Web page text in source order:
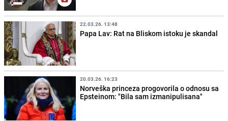
22.03.26. 13:48
Papa Lav: Rat na Bliskom istoku je skandal
20.03.26. 16:23
Norveška princeza progovorila o odnosu sa
Epsteinom: "Bila sam izmanipulisana"